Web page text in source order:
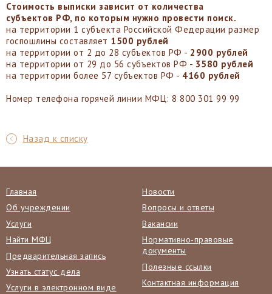
Стоимость выписки зависит от количества
субъектов РФ, по которым нужно провести поиск.
на территории 1 субъекта Российской Федерации размер
госпошлины составляет 1500 рублей
на территории от 2 до 28 субъектов РФ - 2900 рублей
на территории от 29 до 56 субъектов РФ - 3580 рублей
на территории более 57 субъектов РФ - 4160 рублей
Номер телефона горячей линии МФЦ: 8 800 301 99 99
Назад к списку
Главная
Об учреждении
Услуги
Найти МФЦ
Предварительная запись
Узнать статус дела
Услуги в электронном виде
Новости
Вопросы и ответы
Вакансии
Нормативно-правовые
документы
Полезные ссылки
Контактная информация